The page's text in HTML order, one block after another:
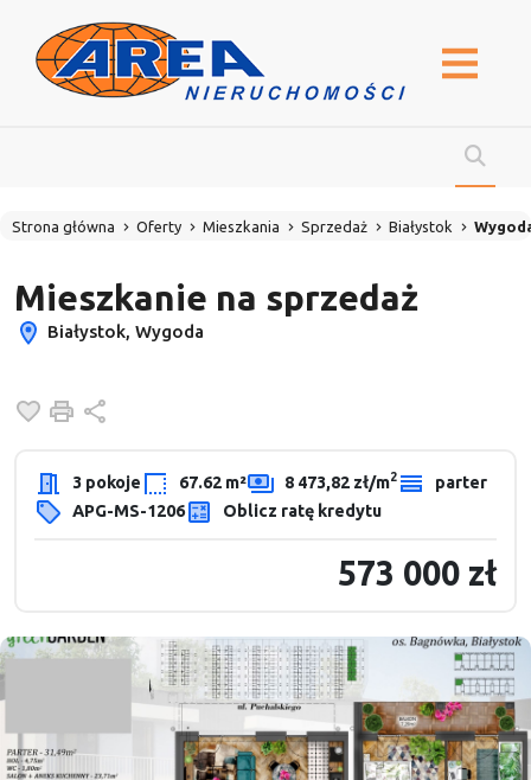
Strona główna Oferty Mieszkania Sprzedaż Białystok
Mieszkanie na sprzedaż
Białystok, Wygoda
Dodaj do ulubionych
Drukuj
3 pokoje 67.62 m² 8 473,82 zł/m2
parter
APG-MS-1206
Oblicz ratę kredytu
573 000 zł